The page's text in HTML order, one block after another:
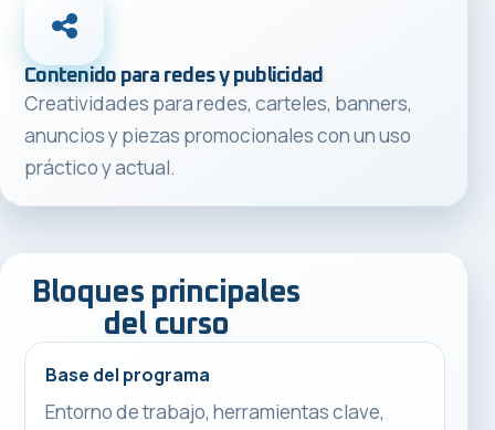
Contenido para redes y publicidad
Creatividades para redes, carteles, banners,
anuncios y piezas promocionales con un uso
práctico y actual.
Bloques principales
del curso
Base del programa
Entorno de trabajo, herramientas clave,